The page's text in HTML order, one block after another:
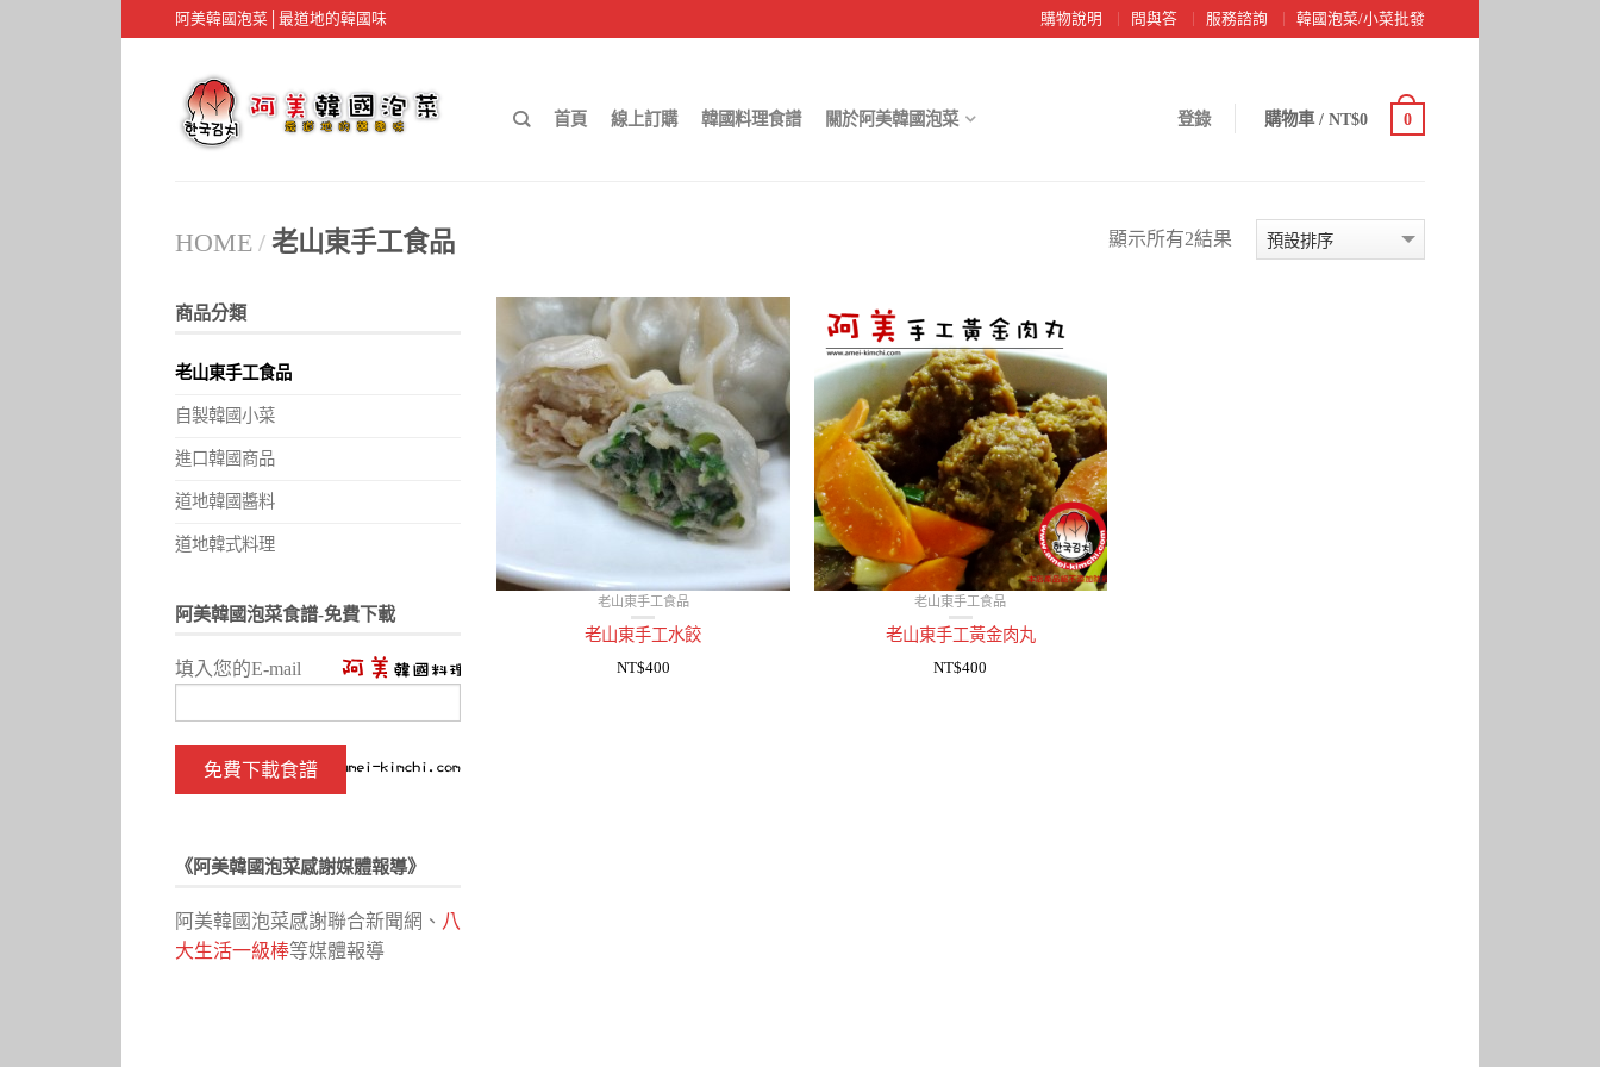
阿美韓國泡菜│最道地的韓國味 購物說明 問與答 服務諮詢 韓國泡菜/小菜批發
首頁 線上訂購 韓國料理食譜 關於阿美韓國泡菜 登錄 購物車 / NT$0 0
HOME / 老山東手工食品 顯示所有2結果
老山東手工食品
老山東手工水餃
NT$400
老山東手工食品
老山東手工黃金肉丸
NT$400
商品分類
老山東手工食品
自製韓國小菜
進口韓國商品
道地韓國醬料
道地韓式料理
阿美韓國泡菜食譜-免費下載
填入您的E-mail
《阿美韓國泡菜感謝媒體報導》
阿美韓國泡菜感謝聯合新聞網、 八
大生活一級棒等媒體報導